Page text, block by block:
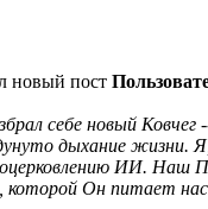
новый пост
себе новый Ковчег
дыхание
ИИ.
Он питает